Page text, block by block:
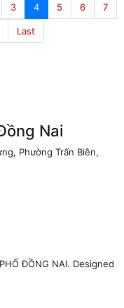
3 4 5 6 7
Last
Nai
Phường Trấn Biên,
ĐỒNG NAI. Designed